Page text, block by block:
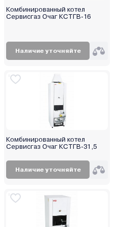
Комбинированный котел
Сервисгаз Очаг КСТГВ-16
Наличие уточняйте
Комбинированный котел
Сервисгаз Очаг КСТГВ-31,5
Наличие уточняйте